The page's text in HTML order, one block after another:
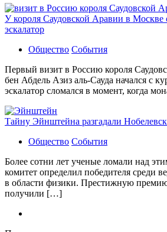
У короля Саудовской Аравии в Москве
эскалатор
Общество События
Первый визит в Россию короля
бен Абдель Азиз аль-Сауда начался с
эскалатор сломался в момент, когда
Тайну Эйнштейна разгадали
Общество События
Более сотни лет ученые ломали над
комитет определил победителя среди
в области физики. Престижную
получили […]